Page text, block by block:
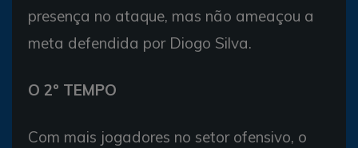
presença no ataque, mas não ameaçou a
meta defendida por Diogo Silva.
O 2º TEMPO
Com mais jogadores no setor ofensivo, o